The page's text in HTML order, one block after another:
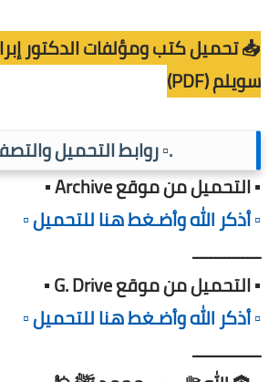
📥 تحميل كتب ومؤلفات الدكتور
سويلم (PDF)
.▫️ روابط التحميل
▪️ التحميل من موقع Archive ▪️
▫️ أذكر الله وأضـغط هنا للتحميل ▫️
ـــــــــــــــ
▪️ التحميل من موقع G. Drive ▪️
▫️ أذكر الله وأضـغط هنا للتحميل ▫️
ـــــــــــــــ